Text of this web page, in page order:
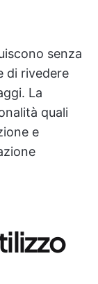
senza
di rivedere
La
quali
e